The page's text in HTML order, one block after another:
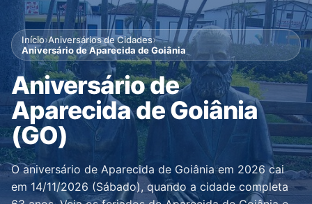
Início›Aniversários de Cidades›
Aniversário de Aparecida de Goiânia
Aniversário de
Aparecida de Goiânia
(GO)
O aniversário de Aparecida de Goiânia em 2026 cai
em 14/11/2026 (Sábado), quando a cidade completa